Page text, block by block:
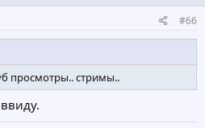
#66
просмотры.. стримы..